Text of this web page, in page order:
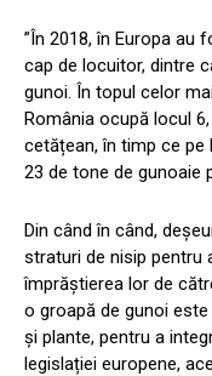
”În 2018, în Europa au
cap de locuitor, dintre
gunoi. În topul celor
România ocupă locul
cetățean, în timp ce pe
23 de tone de gunoaie
Din când în când,
straturi de nisip pentru
împrăștierea lor de
o groapă de gunoi
și plante, pentru a
legislației europene,